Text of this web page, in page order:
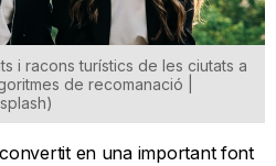
i racons turístics de les ciutats a
de recomanació |
convertit en una important font